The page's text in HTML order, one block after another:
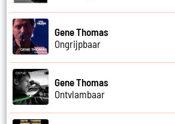
Gene Thomas
Ongrijpbaar
Gene Thomas
Ontvlambaar